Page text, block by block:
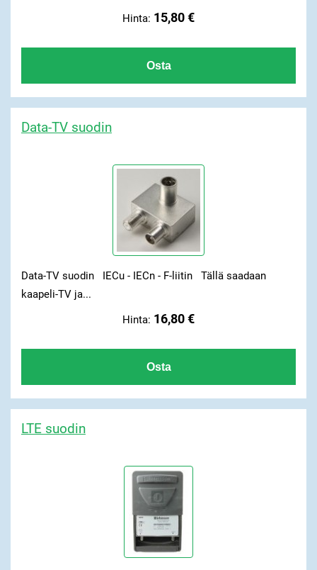
Hinta: 15,80 €
Data-TV suodin
Data-TV suodin IECu - IECn - F-liitin Tällä saadaan
kaapeli-TV ja...
Hinta: 16,80 €
LTE suodin